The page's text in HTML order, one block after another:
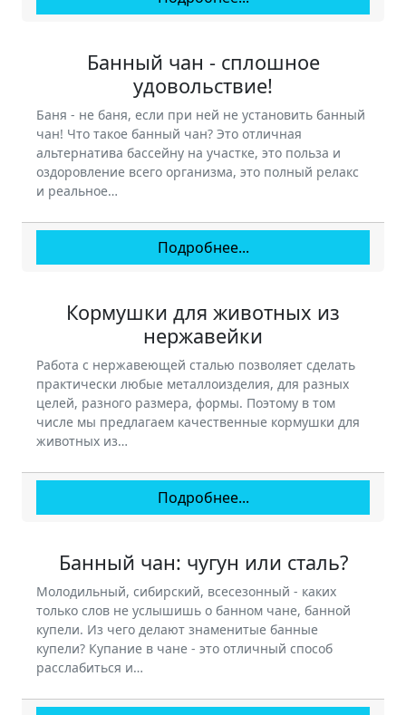
Банный чан - сплошное
удовольствие!
Баня - не баня, если при ней не установить банный
чан! Что такое банный чан? Это отличная
альтернатива бассейну на участке, это польза и
оздоровление всего организма, это полный релакс
и реальное…
Подробнее...
Кормушки для животных из
нержавейки
Работа с нержавеющей сталью позволяет сделать
практически любые металлоизделия, для разных
целей, разного размера, формы. Поэтому в том
числе мы предлагаем качественные кормушки для
животных из…
Подробнее...
Банный чан: чугун или сталь?
Молодильный, сибирский, всесезонный - каких
только слов не услышишь о банном чане, банной
купели. Из чего делают знаменитые банные
купели? Купание в чане - это отличный способ
расслабиться и…